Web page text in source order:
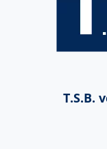
T.S.B.